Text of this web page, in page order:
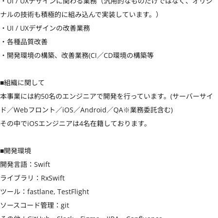
ナルの技術も積極的に組み込んで実装しています。）
・UI / UXデザインの改善業務
・各種品質改善
・開発環境の構築、改善業務(CI／CD環境の構築等
■組織に関して
本事業には約50名のエンジニアで開発を行っています。(サーバーサイ
ド／Webフロント／iOS／Android／QA※業務委託含む)
その中でiOSエンジニアは4名在籍しております。
■開発環境
開発言語：Swift
ライブラリ：RxSwift
ツール：fastlane, TestFlight
ソースコード管理：git